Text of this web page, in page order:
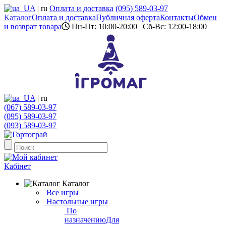
UA | ru Оплата и доставка (095) 589-03-97
КаталогОплата и доставкаПубличная офертаКонтактыОбмен
и возврат товара
Пн-Пт: 10:00-20:00 | Сб-Вс: 12:00-18:00
UA | ru
(067) 589-03-97
(095) 589-03-97
(093) 589-03-97
Кабінет
Каталог
Все игры
Настольные игры
По
назначениюДля